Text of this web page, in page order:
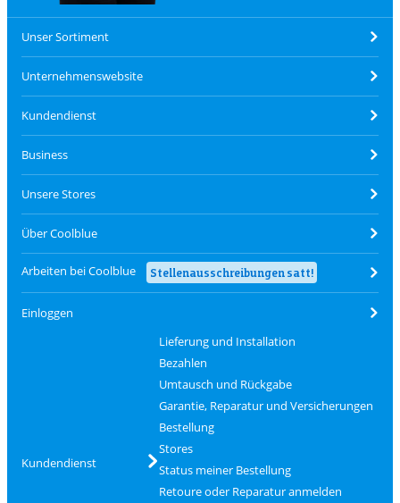
Unser Sortiment
Unternehmenswebsite
Kundendienst
Business
Unsere Stores
Über Coolblue
Arbeiten bei Coolblue Stellenausschreibungen satt!
Einloggen
Kundendienst
Lieferung und Installation
Bezahlen
Umtausch und Rückgabe
Garantie, Reparatur und Versicherungen
Bestellung
Stores
Status meiner Bestellung
Retoure oder Reparatur anmelden